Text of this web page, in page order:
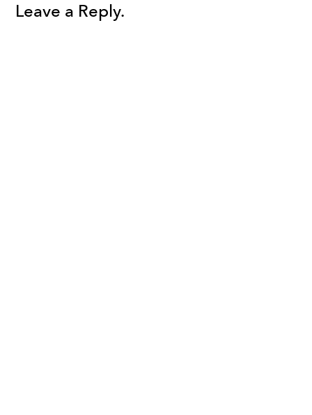
Leave a Reply.